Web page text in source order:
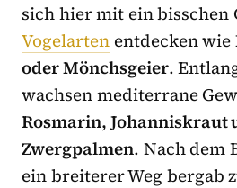
sich hier mit ein bisschen
Vogelarten entdecken wie
oder Mönchsgeier.
wachsen mediterrane
Rosmarin, Johanniskraut
Zwergpalmen. Nach dem
ein breiterer Weg bergab